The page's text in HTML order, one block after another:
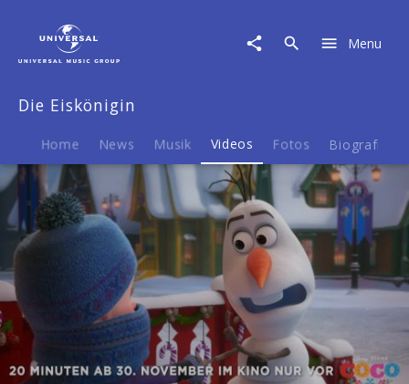
Eiskönigin
Video
Olaf
-
Diese
Zeit
im
Jahr
Menu
Die Eiskönigin
Home News Musik Videos Fotos Biografie
-01:05
Play